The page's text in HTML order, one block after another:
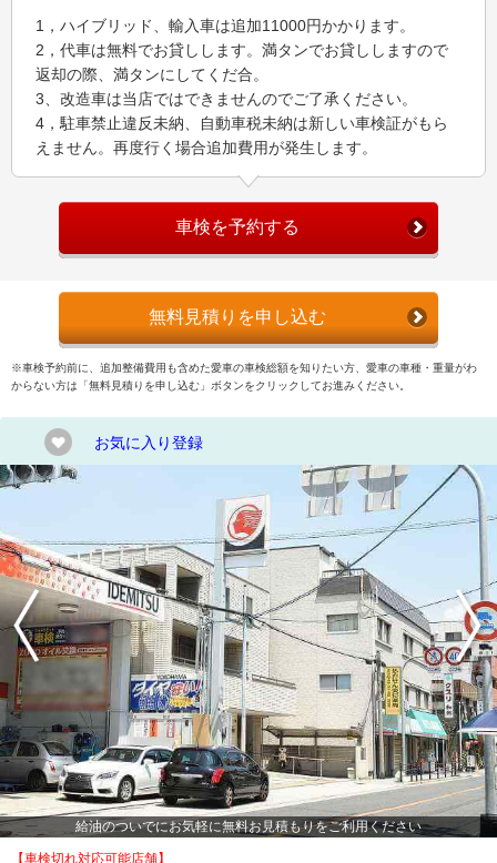
1，ハイブリッド、輸入車は追加11000円かかります。
2，代車は無料でお貸しします。満タンでお貸ししますので
返却の際、満タンにしてくだ合。
3、改造車は当店ではできませんのでご了承ください。
4，駐車禁止違反未納、自動車税未納は新しい車検証がもら
えません。再度行く場合追加費用が発生します。
車検を予約する
無料見積りを申し込む
※車検予約前に、追加整備費用も含めた愛車の車検総額を知りたい方、愛車の車種・重量がわ
からない方は「無料見積りを申し込む」ボタンをクリックしてお進みください。
お気に入り登録
給油のついでにお気軽に無料お見積もりをご利用ください
【車検切れ対応可能店舗】